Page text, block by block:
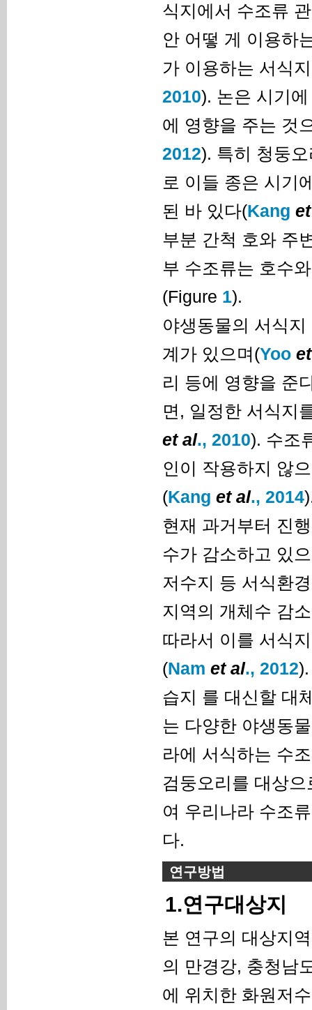
식지에서 수조류
안 어떻 게 이용하
가 이용하는 서식
2010). 논은 시기
에 영향을 주는 것
2012). 특히 청둥
로 이들 종은 시기
된 바 있다(Kang
부분 간척 호와 주
부 수조류는 호수
(Figure 1).
야생동물의 서식
계가 있으며(Yoo
리 등에 영향을 준
면, 일정한 서식지
et al., 2010). 수조
인이 작용하지 않
(Kang et al., 2014
현재 과거부터 진
수가 감소하고 있
저수지 등 서식환
지역의 개체수 감
따라서 이를 서식
(Nam et al., 2012
습지 를 대신할 대
는 다양한 야생동
라에 서식하는 수
검둥오리를 대상
여 우리나라 수조
다.
연구방법
1.연구대상지
본 연구의 대상지
의 만경강, 충청남
에 위치한 화원저